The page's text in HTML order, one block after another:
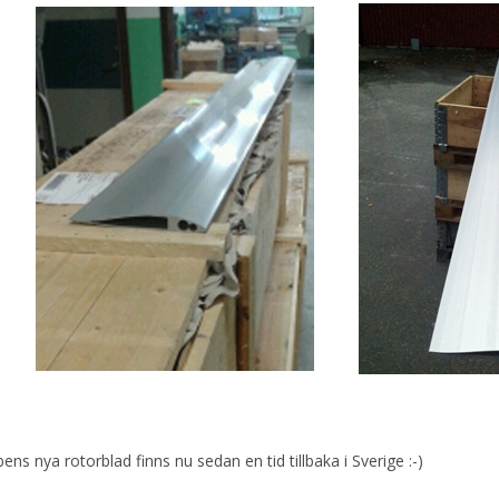
nya rotorblad finns nu sedan en tid tillbaka i Sverige :-)